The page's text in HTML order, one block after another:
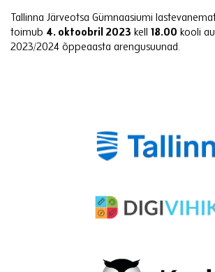
Tallinna Järveotsa Gümnaasiumi
toimub 4. oktoobril 2023 kell 18.00 kooli
2023/2024 õppeaasta arengusuunad.